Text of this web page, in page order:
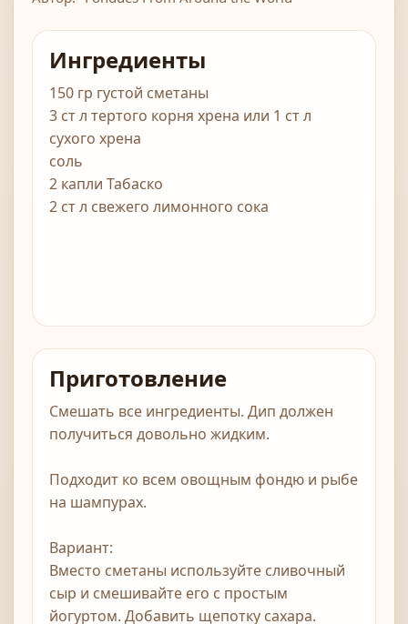
Ингредиенты
150 гр густой сметаны
3 ст л тертого корня хрена или 1 ст л
сухого хрена
соль
2 капли Табаско
2 ст л свежего лимонного сока
Приготовление
Смешать все ингредиенты. Дип должен
получиться довольно жидким.
Подходит ко всем овощным фондю и рыбе
на шампурах.
Вариант:
Вместо сметаны используйте сливочный
сыр и смешивайте его с простым
йогуртом. Добавить щепотку сахара.